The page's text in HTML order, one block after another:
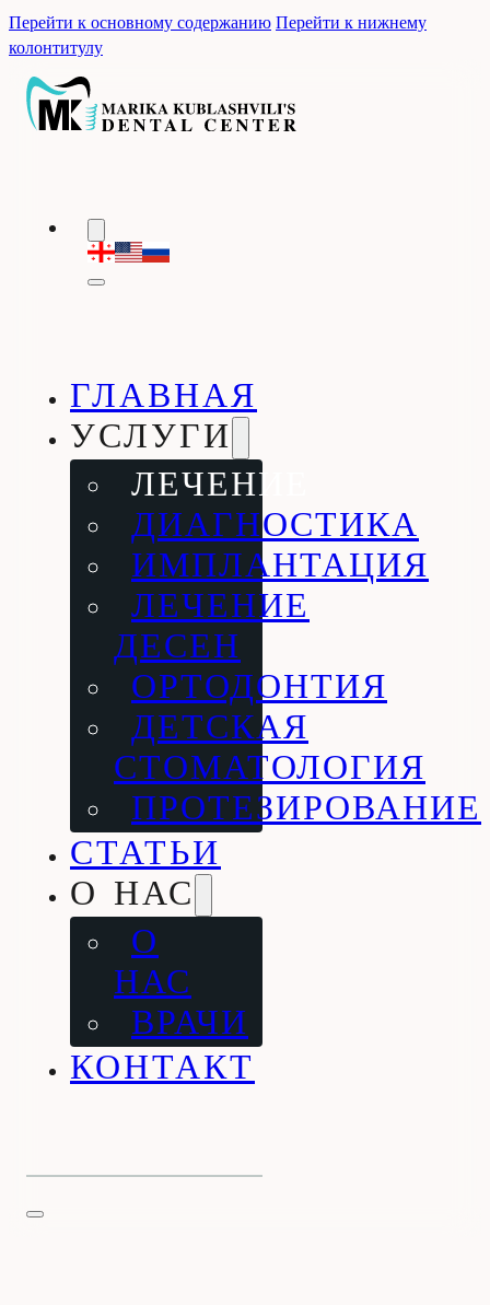
Перейти к основному содержаниюПерейти к нижнему
колонтитулу
ГЛАВНАЯ
УСЛУГИ
ЛЕЧЕНИЕ
ДИАГНОСТИКА
ИМПЛАНТАЦИЯ
ЛЕЧЕНИЕ
ДЕСЕН
ОРТОДОНТИЯ
ДЕТСКАЯ
СТОМАТОЛОГИЯ
ПРОТЕЗИРОВАНИЕ
СТАТЬИ
О НАС
О
НАС
ВРАЧИ
КОНТАКТ